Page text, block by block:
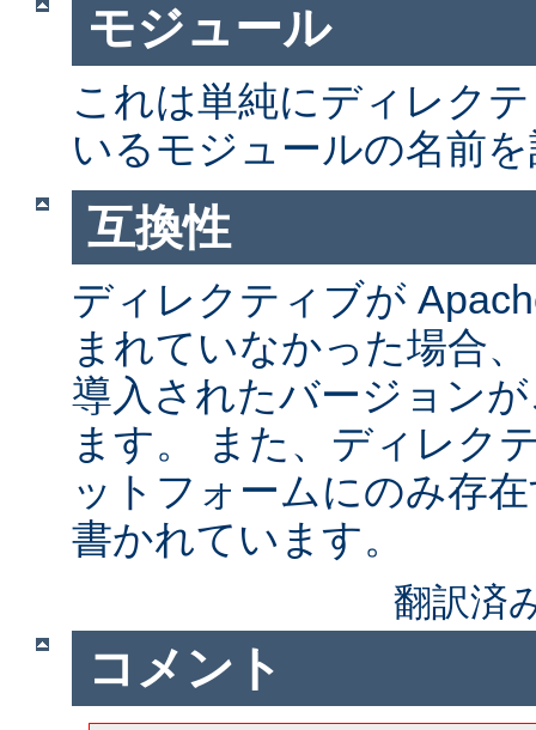
モジュール
これは単純にディレク
いるモジュールの名前
互換性
ディレクティブが
まれていなかった場合
導入されたバージョン
ます。 また、ディレク
ットフォームにのみ存
書かれています。
翻訳済
コメント